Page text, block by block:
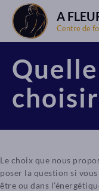
A
Centre de
Le choix que nous
poser la question si
être ou dans